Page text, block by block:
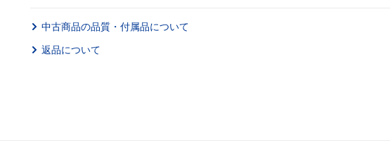
中古商品の品質・付属品について
返品について